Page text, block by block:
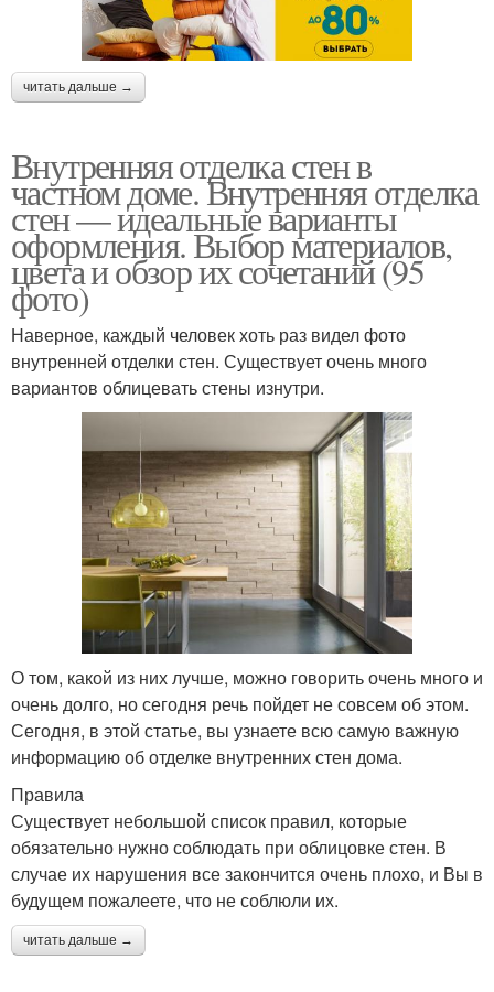
читать дальше →
Внутренняя отделка стен в
частном доме. Внутренняя отделка
стен — идеальные варианты
оформления. Выбор материалов,
цвета и обзор их сочетаний (95
фото)
Наверное, каждый человек хоть раз видел фото
внутренней отделки стен. Существует очень много
вариантов облицевать стены изнутри.
О том, какой из них лучше, можно говорить очень много и
очень долго, но сегодня речь пойдет не совсем об этом.
Сегодня, в этой статье, вы узнаете всю самую важную
информацию об отделке внутренних стен дома.
Правила
Существует небольшой список правил, которые
обязательно нужно соблюдать при облицовке стен. В
случае их нарушения все закончится очень плохо, и Вы в
будущем пожалеете, что не соблюли их.
читать дальше →